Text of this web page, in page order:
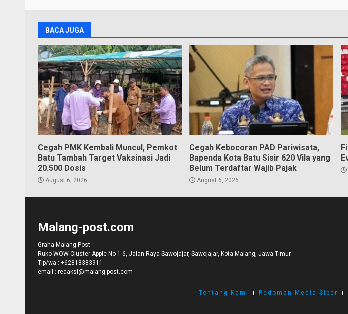
BACA JUGA
Cegah PMK Kembali Muncul, Pemkot
Batu Tambah Target Vaksinasi Jadi
20.500 Dosis
August 6, 2026
Cegah Kebocoran PAD Pariwisata,
Bapenda Kota Batu Sisir 620 Vila yang
Belum Terdaftar Wajib Pajak
August 6, 2026
Malang-post.com
Graha Malang Post
Ruko WOW Cluster Apple No 1-6, Jalan Raya Sawojajar, Sawojajar, Kota Malang, Jawa Timur.
Tlp/wa : +62818383911
email : redaksi@malang-post.com
Tentang Kami I Pedoman Media Siber I